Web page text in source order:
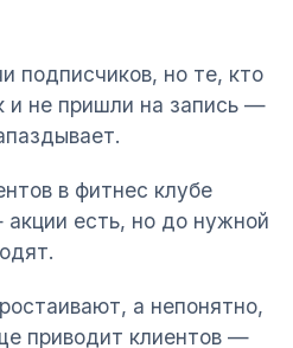
подписчиков, но те, кто
и не пришли на запись —
в фитнес клубе
есть, но до нужной
а непонятно,
приводит клиентов —